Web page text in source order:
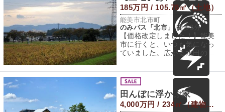
185万円 / 105.78㎡（土地）
能美市北市町
のみバス「北市」 徒歩2分
【価格改定しました！】能美
市に行くと、いつも気になっ
ていました。広がる水田の間
の長い長い桜並木を。能美市
と言えば、伝統工
田んぼに浮かぶ家
4,000万円 / 234㎡（建物） 1,154㎡（敷地）